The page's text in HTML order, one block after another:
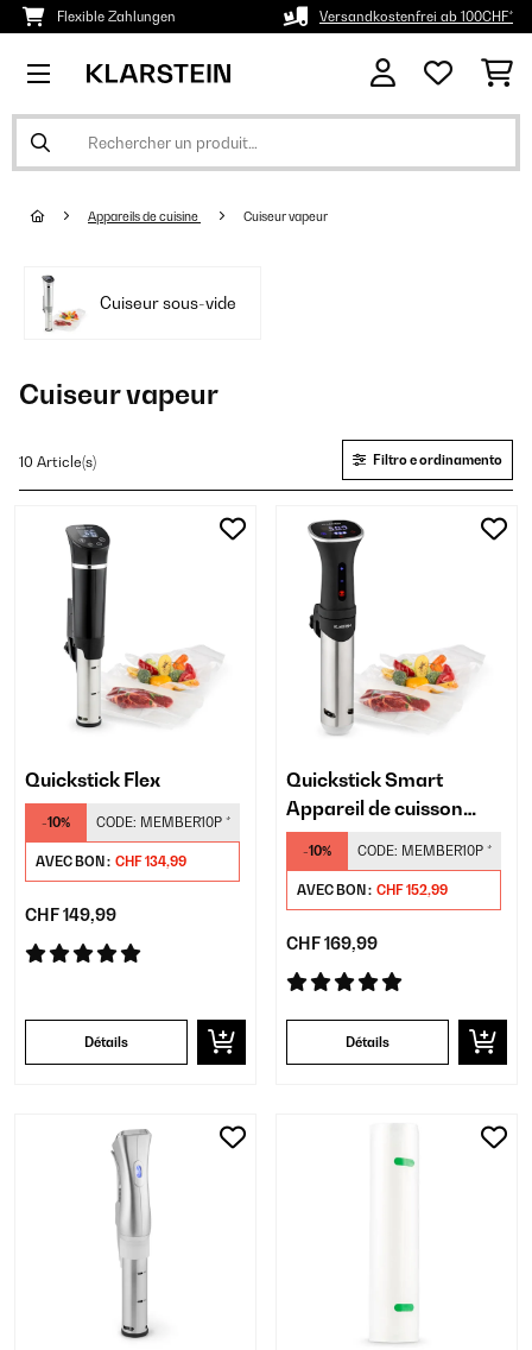
Flexible Zahlungen Versandkostenfrei ab 100CHF*
Appareils de cuisine Cuiseur vapeur
Cuiseur sous-vide
Cuiseur vapeur
10 Article(s) Filtro e ordinamento
Quickstick Flex
-10% CODE: MEMBER10P *
AVEC BON : CHF 134,99
CHF 149,99
Détails
Quickstick Smart
Appareil de cuisson
sous vide
-10% CODE: MEMBER10P *
AVEC BON : CHF 152,99
CHF 169,99
Détails